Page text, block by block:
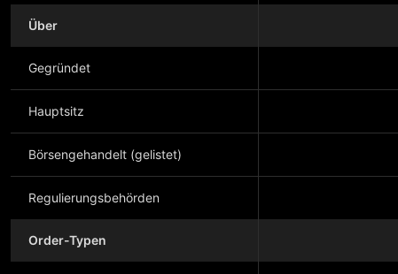
Über
Gegründet
Hauptsitz
Börsengehandelt (gelistet)
Regulierungsbehörden
Order-Typen